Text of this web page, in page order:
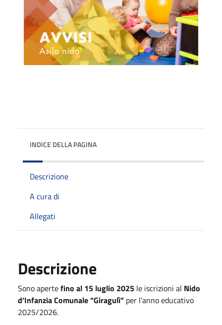
INDICE DELLA PAGINA
Descrizione
A cura di
Allegati
Descrizione
Sono apertefino al 15 luglio 2025 le iscrizioni al Nido
d’Infanzia Comunale “Giragulì” per l’anno educativo
2025/2026.